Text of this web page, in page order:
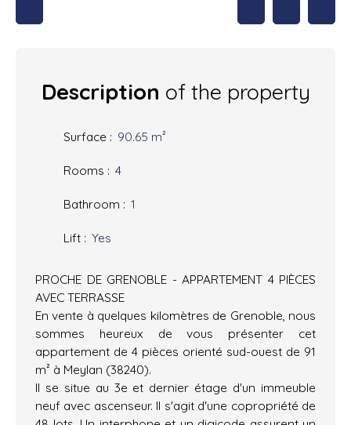
Description of the property
Surface : 90.65 m²
Rooms : 4
Bathroom : 1
Lift : Yes
PROCHE DE GRENOBLE - APPARTEMENT 4 PIÈCES
AVEC TERRASSE
En vente à quelques kilomètres de Grenoble, nous
sommes heureux de vous présenter cet
appartement de 4 pièces orienté sud-ouest de 91
m² à Meylan (38240).
Il se situe au 3e et dernier étage d'un immeuble
neuf avec ascenseur. Il s'agit d'une copropriété de